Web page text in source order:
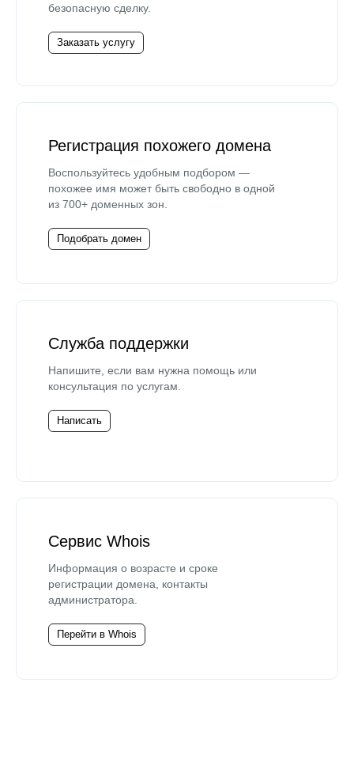
безопасную сделку.
Заказать услугу
Регистрация похожего домена
Воспользуйтесь удобным подбором —
похожее имя может быть свободно в одной
из 700+ доменных зон.
Подобрать домен
Служба поддержки
Напишите, если вам нужна помощь или
консультация по услугам.
Написать
Сервис Whois
Информация о возрасте и сроке
регистрации домена, контакты
администратора.
Перейти в Whois